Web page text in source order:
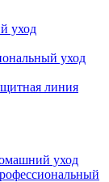
уход
уход
линия
уход